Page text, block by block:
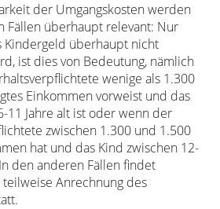
der Umgangskosten werden
Fällen überhaupt relevant: Nur
Kindergeld überhaupt nicht
ist dies von Bedeutung, nämlich
wenige als 1.300
Einkommen vorweist und das
11 Jahre alt ist oder wenn der
zwischen 1.300 und 1.500
hat und das Kind zwischen 12-
den anderen Fällen findet
Anrechnung des